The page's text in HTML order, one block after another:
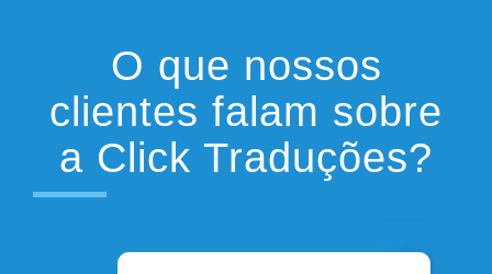
O que nossos
clientes falam sobre
a Click Traduções?